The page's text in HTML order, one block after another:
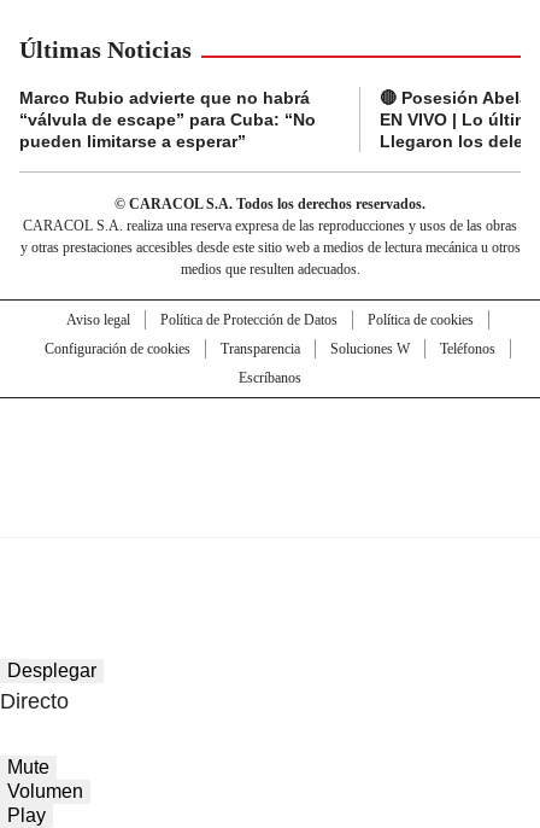
Últimas Noticias
Marco Rubio advierte que no habrá
“válvula de escape” para Cuba: “No
pueden limitarse a esperar”
🔴 Posesión
EN VIVO | Lo
Llegaron los
© CARACOL S.A. Todos los derechos reservados.
CARACOL S.A. realiza una reserva expresa de las reproducciones y usos de las obras
y otras prestaciones accesibles desde este sitio web a medios de lectura mecánica u otros
medios que resulten adecuados.
Aviso legal Política de Protección de Datos
Política de cookies
Configuración de cookies
Transparencia Soluciones W
Teléfonos
Escríbanos
Desplegar
Directo
Mute
Volumen
Play